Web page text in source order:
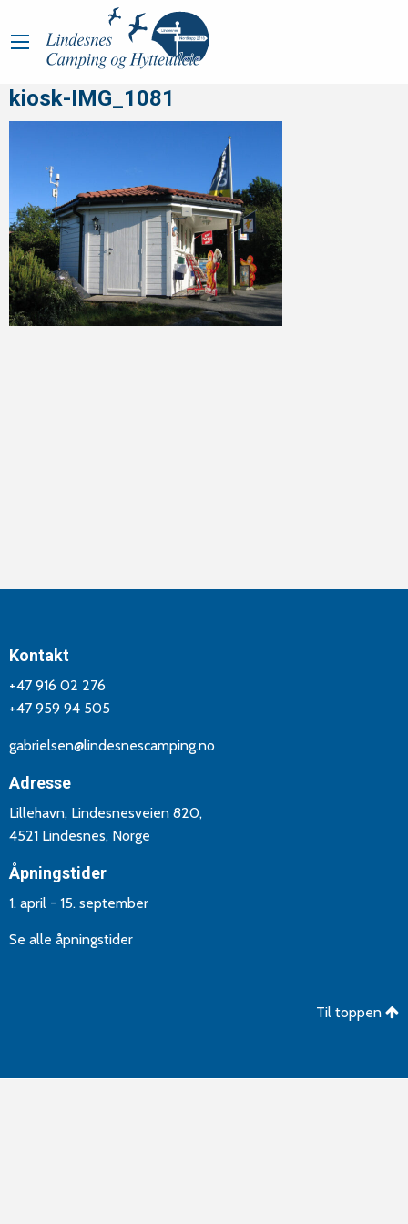
kiosk-IMG_1081
Kontakt
+47 916 02 276
+47 959 94 505
gabrielsen@lindesnescamping.no
Adresse
Lillehavn, Lindesnesveien 820,
4521 Lindesnes, Norge
Åpningstider
1. april - 15. september
Se alle åpningstider
Til toppen